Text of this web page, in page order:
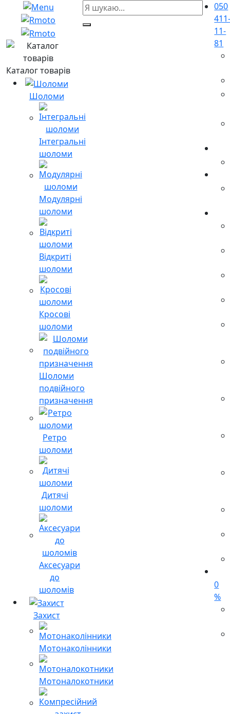
Каталог товарів
Шоломи
Інтегральні
шоломи
Модулярні
шоломи
Відкриті
шоломи
Кросові
шоломи
Шоломи
подвійного
призначення
Ретро
шоломи
Дитячі
шоломи
Аксесуари
до
шоломів
Захист
Мотонаколінники
Мотоналокотники
050
11-
81
0
%